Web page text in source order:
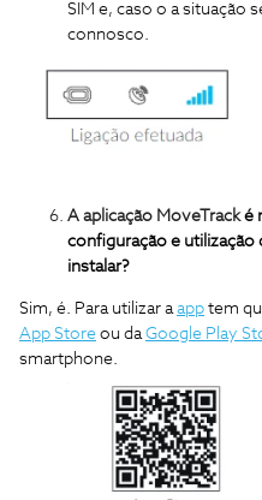
SIM e, caso o a situação
connosco.
A aplicação MoveTracké
configuração e utilização
instalar?
Sim, é. Para utilizar aapp tem
App Store ou daGoogle Play
smartphone.